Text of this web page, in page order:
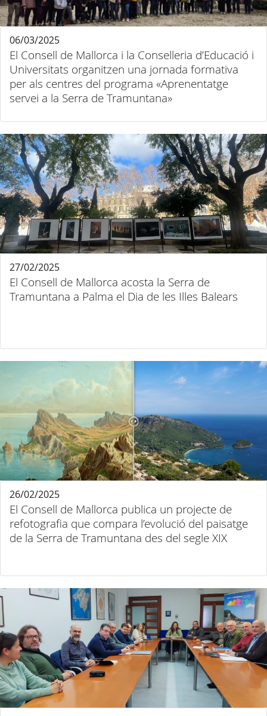
El Consell de Mallorca i la Conselleria d’Educació i
Universitats organitzen una jornada formativa
per als centres del programa «Aprenentatge
servei a la Serra de Tramuntana»
06/03/2025
El Consell de Mallorca acosta la Serra de
Tramuntana a Palma el Dia de les Illes Balears
27/02/2025
El Consell de Mallorca publica un projecte de
refotografia que compara l’evolució del paisatge
de la Serra de Tramuntana des del segle XIX
26/02/2025